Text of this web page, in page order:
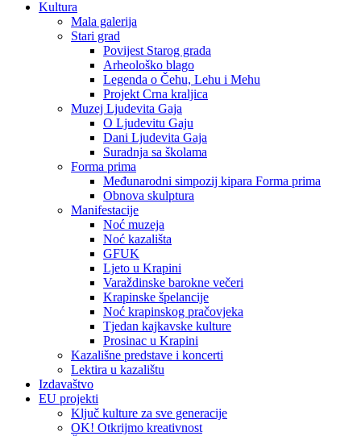
Kultura
Mala galerija
Stari grad
Povijest Starog grada
Arheološko blago
Legenda o Čehu, Lehu i Mehu
Projekt Crna kraljica
Muzej Ljudevita Gaja
O Ljudevitu Gaju
Dani Ljudevita Gaja
Suradnja sa školama
Forma prima
Međunarodni simpozij kipara Forma prima
Obnova skulptura
Manifestacije
Noć muzeja
Noć kazališta
GFUK
Ljeto u Krapini
Varaždinske barokne večeri
Krapinske špelancije
Noć krapinskog pračovjeka
Tjedan kajkavske kulture
Prosinac u Krapini
Kazališne predstave i koncerti
Lektira u kazalištu
Izdavaštvo
EU projekti
Ključ kulture za sve generacije
OK! Otkrijmo kreativnost